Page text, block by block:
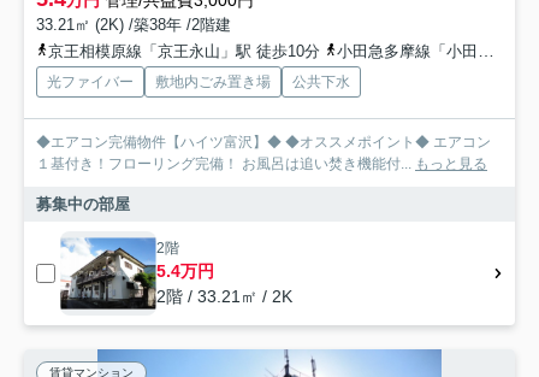
33.21㎡ (2K) /築38年 /2階建
京王相模原線「京王永山」駅 徒歩10分
小田急多摩線「小田急永山」駅 徒歩11分
光ファイバー 敷地内ごみ置き場 公共下水
◆エアコン完備物件【ハイツ富沢】◆ ◆オススメポイント◆ エアコン
１基付き！フローリング完備！ お風呂は追い焚き機能付... もっと見る
募集中の部屋
2階
5.4万円
2階 / 33.21㎡ / 2K
賃貸マンション